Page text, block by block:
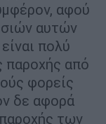
αφού
αυτών
πολύ
παροχής από
φορείς
δε αφορά
των